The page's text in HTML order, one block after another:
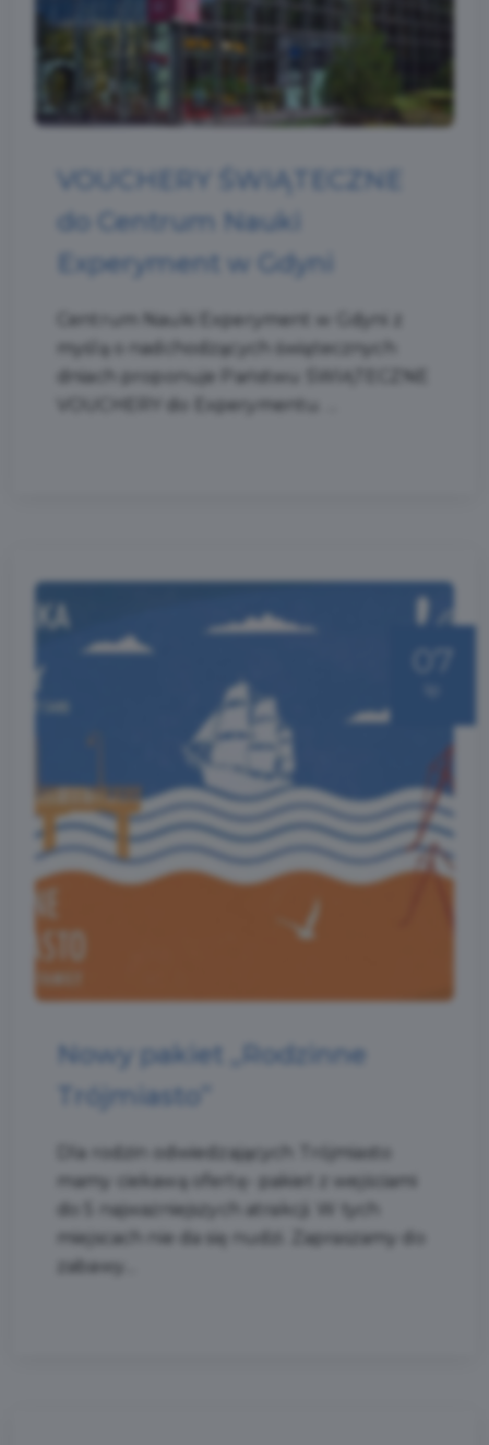
VOUCHERY ŚWIĄTECZNE
do Centrum Nauki
Experyment w Gdyni
Centrum Nauki Experyment w Gdyni z
myślą o nadchodzących świątecznych
dniach proponuje Państwu ŚWIĄTECZNE
VOUCHERY do Experymentu. ...
Nowy pakiet „Rodzinne
Trójmiasto”
Dla rodzin odwiedzających Trójmiasto
mamy ciekawą ofertę- pakiet z wejściami
do 5 najważniejszych atrakcji. W tych
miejscach nie da się nudzi. Zapraszamy do
zabawy....